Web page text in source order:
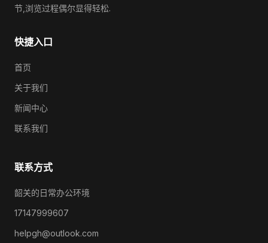
节,浏览过程偶尔显得轻松.
快捷入口
首页
关于我们
新闻中心
联系我们
联系方式
韶关的日常办公环境
17147999607
helpgh@outlook.com